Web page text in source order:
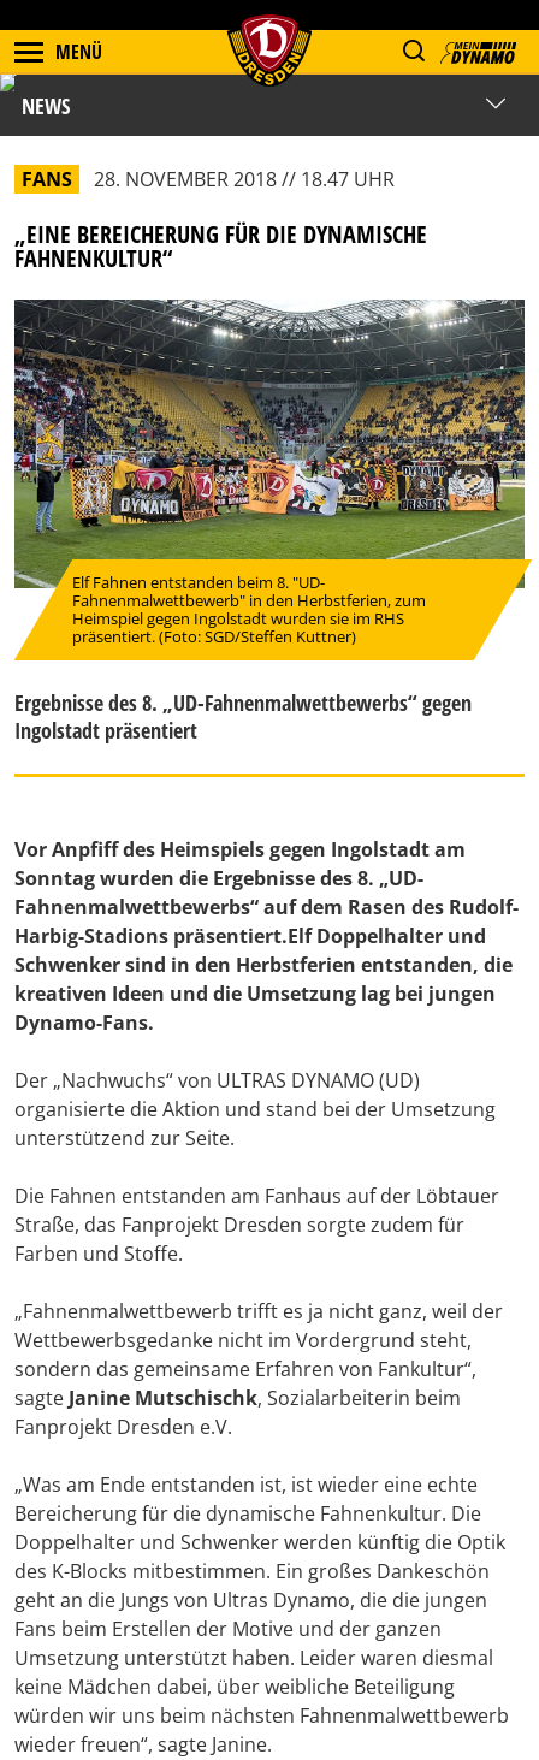
MENÜ
NEWS
FANS 28. NOVEMBER 2018 // 18.47 UHR
„EINE BEREICHERUNG FÜR DIE DYNAMISCHE
FAHNENKULTUR“
Elf Fahnen entstanden beim 8. "UD-
Fahnenmalwettbewerb" in den Herbstferien, zum
Heimspiel gegen Ingolstadt wurden sie im RHS
präsentiert. (Foto: SGD/Steffen Kuttner)
Ergebnisse des 8. „UD-Fahnenmalwettbewerbs“ gegen
Ingolstadt präsentiert
Vor Anpfiff des Heimspiels gegen Ingolstadt am
Sonntag wurden die Ergebnisse des 8. „UD-
Fahnenmalwettbewerbs“ auf dem Rasen des Rudolf-
Harbig-Stadions präsentiert.Elf Doppelhalter und
Schwenker sind in den Herbstferien entstanden, die
kreativen Ideen und die Umsetzung lag bei jungen
Dynamo-Fans.
Der „Nachwuchs“ von ULTRAS DYNAMO (UD)
organisierte die Aktion und stand bei der Umsetzung
unterstützend zur Seite.
Die Fahnen entstanden am Fanhaus auf der Löbtauer
Straße, das Fanprojekt Dresden sorgte zudem für
Farben und Stoffe.
„Fahnenmalwettbewerb trifft es ja nicht ganz, weil der
Wettbewerbsgedanke nicht im Vordergrund steht,
sondern das gemeinsame Erfahren von Fankultur“,
sagte Janine Mutschischk, Sozialarbeiterin beim
Fanprojekt Dresden e.V.
„Was am Ende entstanden ist, ist wieder eine echte
Bereicherung für die dynamische Fahnenkultur. Die
Doppelhalter und Schwenker werden künftig die Optik
des K-Blocks mitbestimmen. Ein großes Dankeschön
geht an die Jungs von Ultras Dynamo, die die jungen
Fans beim Erstellen der Motive und der ganzen
Umsetzung unterstützt haben. Leider waren diesmal
keine Mädchen dabei, über weibliche Beteiligung
würden wir uns beim nächsten Fahnenmalwettbewerb
wieder freuen“, sagte Janine.